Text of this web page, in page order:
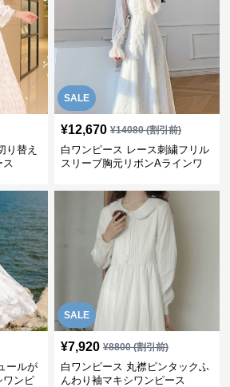
り替え
ス
SALE
¥12,670 ¥14080(割引前)
白ワンピース レース刺繍フリル
スリーブ胸元リボンAラインワ
ールが
ワンピ
SALE
¥7,920 ¥8800(割引前)
白ワンピース 丸襟ピンタックふ
んわり袖マキシワンピース